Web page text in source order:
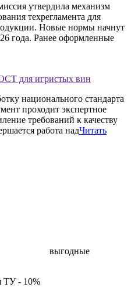
утвердила механизм
техрегламента для
Новые нормы начнут
года. Ранее оформленные
для игристых вин
национального стандарта
проходит экспертное
требований к качеству
работа надЧитать
выгодные
ТУ - 10%